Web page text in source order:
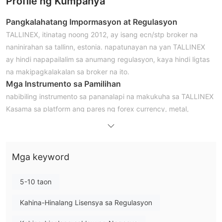
Pangkalahatang Impormasyon at Regulasyon
TALLINEX, itinatag noong 2012, ay isang ecn/stp broker na
naninirahan sa tallinn, estonia. napatunayan na yan TALLINEX
ay hindi napapailalim sa anumang regulasyon, kaya hindi ligtas
na makipagkalakalan sa broker na ito.
Mga Instrumento sa Pamilihan
nabibiling instrumento sa pananalapi na makukuha sa TALLINEX
Kasama sa platform ang pares ng forex currency, metal,
TALLINEX . ang ecn-micro account ay nangangailangan ng
100. bagaman ang kinakailangang ito ay tila makatwiran, ang
mga trading account dito dahil sa katotohanan na TALLINEX ay
unregulated pa rin.
Mga keyword
5-10 taon
Kahina-Hinalang Lisensya sa Regulasyon